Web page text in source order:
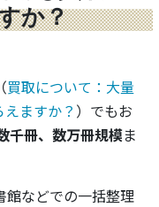
か？
買取について：大量
ますか？ ）でもお
千冊、数万冊規模ま
館などでの一括整理